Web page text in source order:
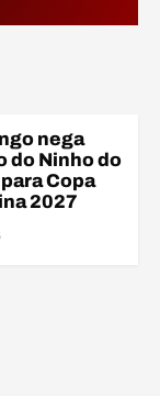
nega
do Ninho do
Copa
2027